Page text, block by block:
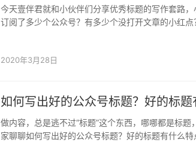
今天壹伴君就和小伙伴们分享优秀标题的写作套路
订阅了多少个公众号？有多少个没打开文章的小红
2020年3月28日
如何写出好的公众号标题？好的标题
做内容，总是逃不过“标题”这个东西，哪哪都是标
家聊聊如何写出好的公众号标题？好的标题有什么